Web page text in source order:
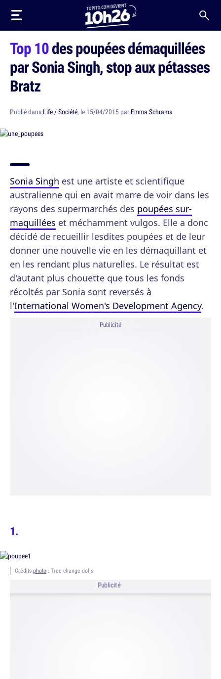
Top 10des poupées démaquillées
par Sonia Singh, stop aux pétasses
Bratz
Publié dans Life / Société, le 15/04/2015 par Emma Schrams
Sonia Singh est une artiste et scientifique
australienne qui en avait marre de voir dans les
rayons des supermarchés des poupées sur-
maquillées et méchamment vulgos. Elle a donc
décidé de recueillir lesdites poupées et de leur
donner une nouvelle vie en les démaquillant et
en les rendant plus naturelles. Le résultat est
d'autant plus chouette que tous les fonds
récoltés par Sonia sont reversés à
l'International Women's Development Agency.
Publicité
Crédits photo : Tree change dolls
Publicité